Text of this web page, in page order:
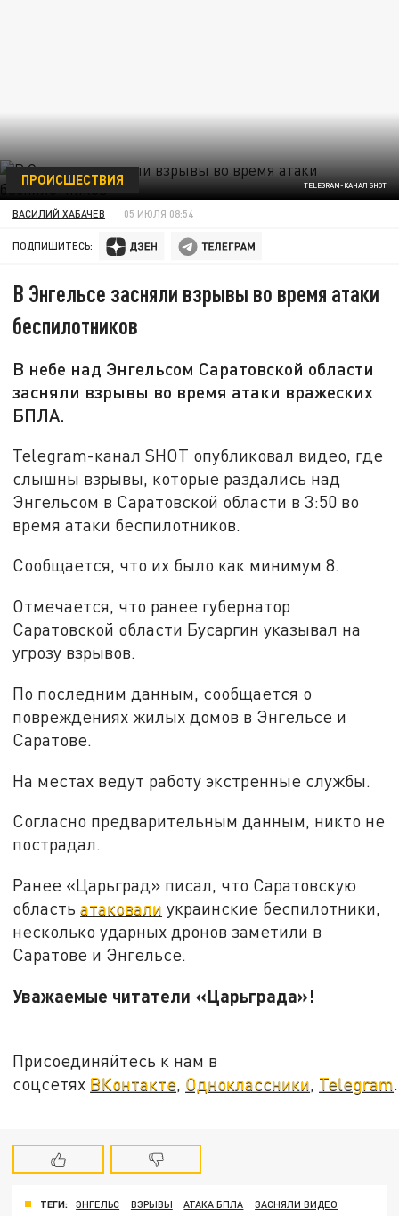
TELEGRAM-КАНАЛ SHOT
ПРОИСШЕСТВИЯ
ВАСИЛИЙ ХАБАЧЕВ 05 ИЮЛЯ 08:54
ПОДПИШИТЕСЬ:
В Энгельсе засняли взрывы во время атаки
беспилотников
В небе над Энгельсом Саратовской области
засняли взрывы во время атаки вражеских
БПЛА.
Telegram-канал SHOT опубликовал видео, где
слышны взрывы, которые раздались над
Энгельсом в Саратовской области в 3:50 во
время атаки беспилотников.
Сообщается, что их было как минимум 8.
Отмечается, что ранее губернатор
Саратовской области Бусаргин указывал на
угрозу взрывов.
По последним данным, сообщается о
повреждениях жилых домов в Энгельсе и
Саратове.
На местах ведут работу экстренные службы.
Согласно предварительным данным, никто не
пострадал.
Ранее «Царьград» писал, что Саратовскую
областьатаковали украинские беспилотники,
несколько ударных дронов заметили в
Саратове и Энгельсе.
Уважаемые читатели «Царьграда»!
Присоединяйтесь к нам в
соцсетях ВКонтакте, Одноклассники, Telegram.
ТЕГИ: ЭНГЕЛЬС ВЗРЫВЫ АТАКА БПЛА
ЗАСНЯЛИ ВИДЕО